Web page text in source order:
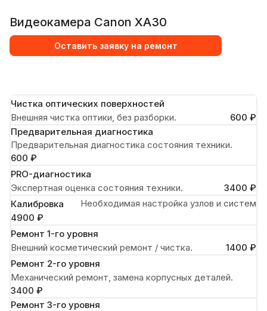
Видеокамера Canon XA30
Оставить заявку на ремонт
Чистка оптических поверхностей
Внешняя чистка оптики, без разборки.
600 ₽
Предварительная диагностика
Предварительная диагностика состояния техники.
600 ₽
PRO-диагностика
Экспертная оценка состояния техники.
3400 ₽
Калибровка
Необходимая настройка узлов и систем
4900 ₽
Ремонт 1-го уровня
Внешний косметический ремонт / чистка.
1400 ₽
Ремонт 2-го уровня
Механический ремонт, замена корпусных деталей.
3400 ₽
Ремонт 3-го уровня